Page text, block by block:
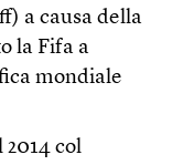
a causa della
la Fifa a
mondiale
col